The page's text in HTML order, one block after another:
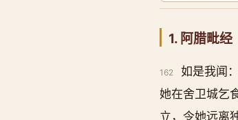
1. 阿腊毗经
162
如是我闻
她在舍卫城乞
立，令她远离